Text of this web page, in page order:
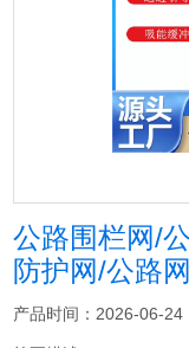
公路围栏网/
防护网/公路
产品时间：2026-06-24